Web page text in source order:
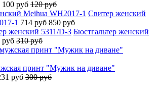
100 руб 120 руб
Свитер женский
1 714 руб 850 руб
Бюстгальтер женский
руб 310 руб
принт "Мужик на диване"
руб 300 руб